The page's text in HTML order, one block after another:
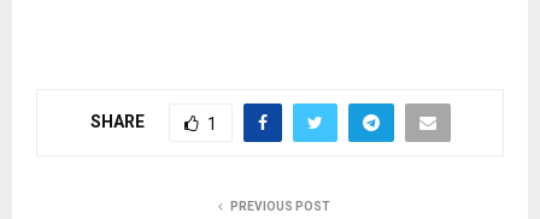
SHARE 1
PREVIOUS POST